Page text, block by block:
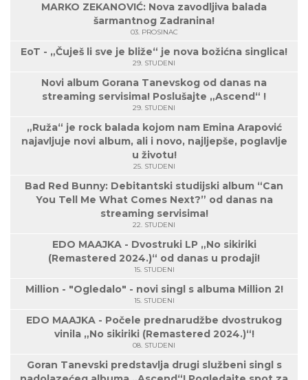
MARKO ZEKANOVIĆ: Nova zavodljiva balada
šarmantnog Zadranina!
03. PROSINAC
EoT - „Čuješ li sve je bliže“ je nova božićna singlica!
29. STUDENI
Novi album Gorana Tanevskog od danas na
streaming servisima! Poslušajte „Ascend“ !
29. STUDENI
„Ruža“ je rock balada kojom nam Emina Arapović
najavljuje novi album, ali i novo, najljepše, poglavlje
u životu!
25. STUDENI
Bad Red Bunny: Debitantski studijski album “Can
You Tell Me What Comes Next?” od danas na
streaming servisima!
22. STUDENI
EDO MAAJKA - Dvostruki LP „No sikiriki
(Remastered 2024.)“ od danas u prodaji!
15. STUDENI
Million - "Ogledalo" - novi singl s albuma Million 2!
15. STUDENI
EDO MAAJKA - Počele prednarudžbe dvostrukog
vinila „No sikiriki (Remastered 2024.)“!
08. STUDENI
Goran Tanevski predstavlja drugi službeni singl s